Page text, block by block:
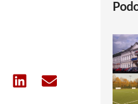
Share Share